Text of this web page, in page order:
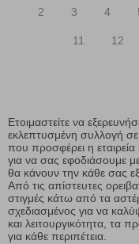
2 3 4
11 12
Ετοιμαστείτε να
εκλεπτυσμένη συλλογή σε
που προσφέρει η
για να σας εφοδιάσουμε
θα κάνουν την κάθε σας
Από τις απίστευτες
στιγμές κάτω από τα
σχεδιασμένος για να
και λειτουργικότητα, τα
για κάθε περιπέτεια.